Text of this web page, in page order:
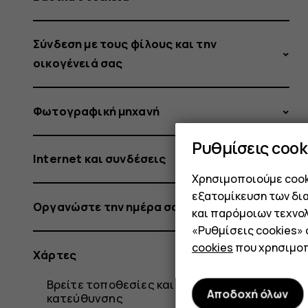
Σύνδεση με τους φίλους και την
οικογένειά σας
Φωτογραφική μηχανή
Internet και συνδέσεις
Οργανώστε την ημέρα σας
Χάρτες
Βρείτε τοποθεσίες και λάβετε οδηγίες
κατεύθυνσης
Ρυθμίσεις
Χρησιμοποιούμε
εξατομίκευση των
και παρόμοιων
«Ρυθμίσεις
cookies που
Αποδοχή όλων